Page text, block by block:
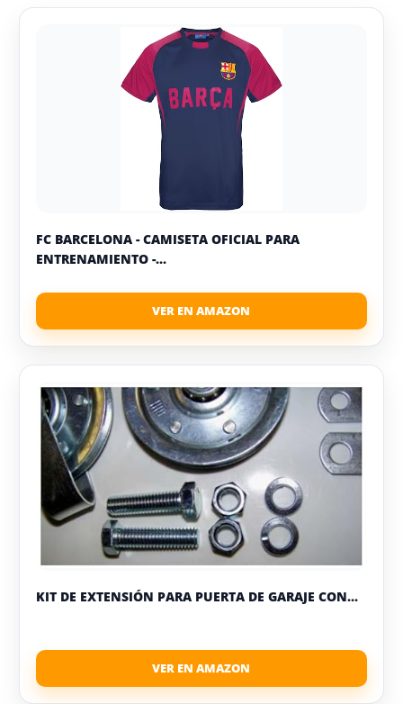
FC BARCELONA - CAMISETA OFICIAL PARA
ENTRENAMIENTO -...
KIT DE EXTENSIÓN PARA PUERTA DE GARAJE CON...